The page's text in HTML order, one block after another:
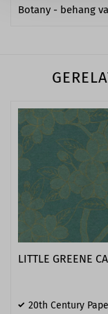
Botany - behang
LITTLE GREENE
20th Century